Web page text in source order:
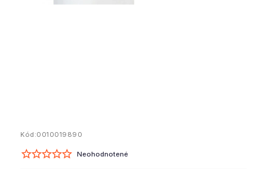
Kód:0010019890
Neohodnotené